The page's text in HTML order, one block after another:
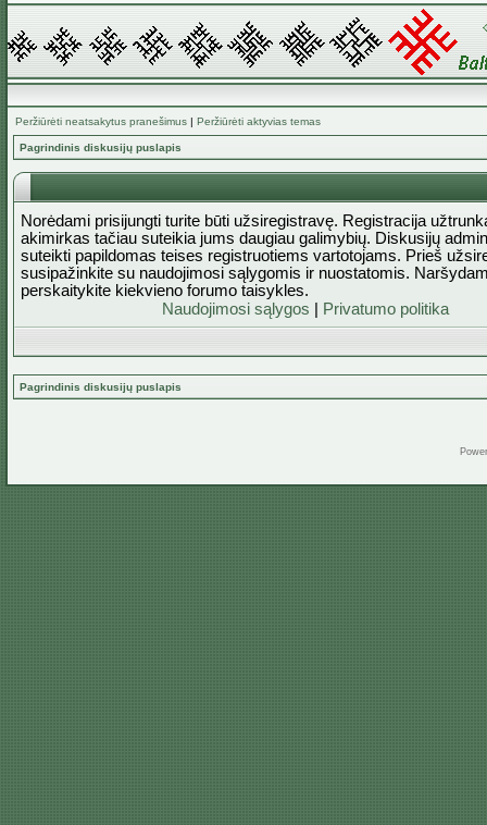
Peržiūrėti neatsakytus pranešimus | Peržiūrėti aktyvias temas
Pagrindinis diskusijų puslapis
Norėdami prisijungti turite būti užsiregistravę. Registracija
akimirkas tačiau suteikia jums daugiau galimybių. Diskusijų
suteikti papildomas teises registruotiems vartotojams. Prieš
susipažinkite su naudojimosi sąlygomis ir nuostatomis.
perskaitykite kiekvieno forumo taisykles.
Naudojimosi sąlygos
Privatumo politika
Pagrindinis diskusijų puslapis